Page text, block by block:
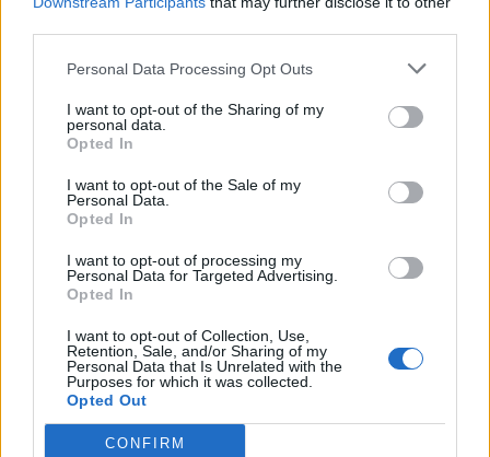
Personal Data Processing Opt Outs
I want to opt-out of the Sharing of my
personal data.
Opted In
I want to opt-out of the Sale of my
Personal Data.
Opted In
I want to opt-out of processing my
Personal Data for Targeted Advertising.
Opted In
I want to opt-out of Collection, Use,
Retention, Sale, and/or Sharing of my
Personal Data that Is Unrelated with the
Purposes for which it was collected.
Opted Out
CONFIRM
BS EN 1021 1&2 Cigarette and Match
CA TB 117-2013
ASTM E 84 Class 1